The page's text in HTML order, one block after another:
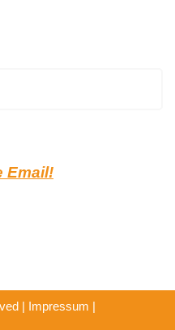
Email!
| Impressum |